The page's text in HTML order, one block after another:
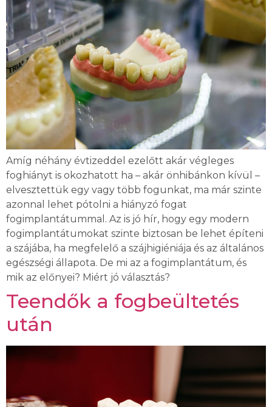
Amíg néhány évtizeddel ezelőtt akár végleges
foghiányt is okozhatott ha – akár önhibánkon kívül –
elvesztettük egy vagy több fogunkat, ma már szinte
azonnal lehet pótolni a hiányzó fogat
fogimplantátummal. Az is jó hír, hogy egy modern
fogimplantátumokat szinte biztosan be lehet építeni
a szájába, ha megfelelő a szájhigiéniája és az általános
egészségi állapota. De mi az a fogimplantátum, és
mik az előnyei? Miért jó választás?
Teendők a fogbeültetés
után